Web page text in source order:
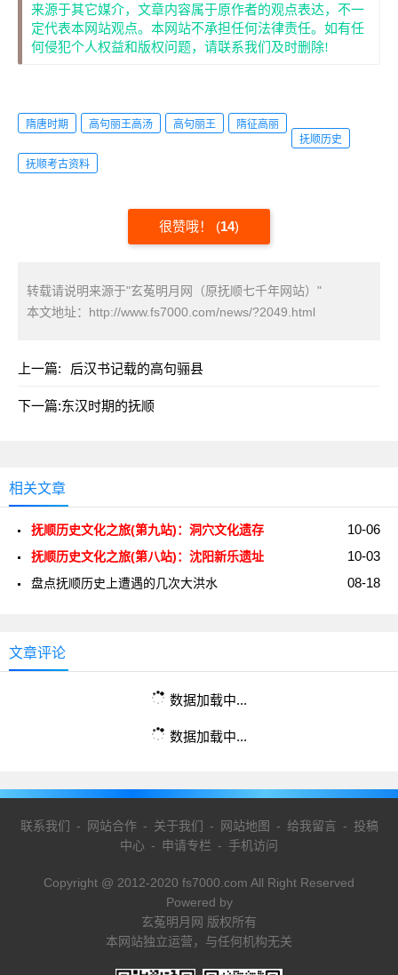
来源于其它媒介，文章内容属于原作者的观点表达，不一
定代表本网站观点。本网站不承担任何法律责任。如有任
何侵犯个人权益和版权问题，请联系我们及时删除!
隋唐时期 高句丽王高汤 高句丽王
隋征高丽
抚顺历史
抚顺考古资料
很赞哦！ (14)
转载请说明来源于"玄菟明月网（原抚顺七千年网站）"
本文地址： http://www.fs7000.com/news/?2049.html
上一篇: 后汉书记载的高句骊县
下一篇:东汉时期的抚顺
相关文章
10-06
抚顺历史文化之旅(第九站)：洞穴文化遗存
10-03
抚顺历史文化之旅(第八站)：沈阳新乐遗址
08-18
盘点抚顺历史上遭遇的几次大洪水
文章评论
数据加载中...
数据加载中...
联系我们 - 网站合作- 关于我们 - 网站地图 - 给我留言 - 投稿
中心 - 申请专栏 - 手机访问
Copyright @ 2012-2020 fs7000.com All Right Reserved
Powered by
玄菟明月网 版权所有
本网站独立运营，与任何机构无关